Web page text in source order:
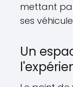
mettant
ses
Un